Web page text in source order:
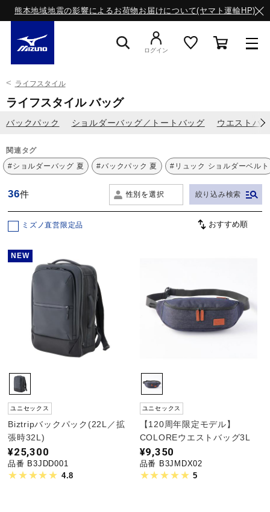
熊本地域地震の影響によるお荷物お届けについて(ヤマト運輸HP)
スニーカー
ライフスタイルウエア
ランニング
トレーニング
野球
ゴルフ
テニス／ソフトテニス
ログイン
ライフスタイル
ライフスタイル バッグ
バックパック ショルダーバッグ／トートバッグ ウエストバ
関連タグ
#ショルダーバッグ 夏
#バックパック 夏 #リュック ショルダーベルト
36件 性別を選択 絞り込み検索
ミズノ直営限定品
NEW
ユニセックス
Biztripバックパック(22L／拡
張時32L)
¥25,300
品番 B3JDD001
4.8
ユニセックス
【120周年限定モデル】
COLOREウエストバッグ3L
¥9,350
品番 B3JMDX02
5